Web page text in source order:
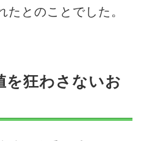
たとのことでした。
を狂わさないお